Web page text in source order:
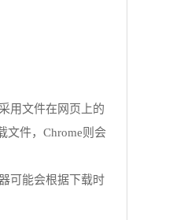
用文件在网页上的
文件，Chrome则会
可能会根据下载时